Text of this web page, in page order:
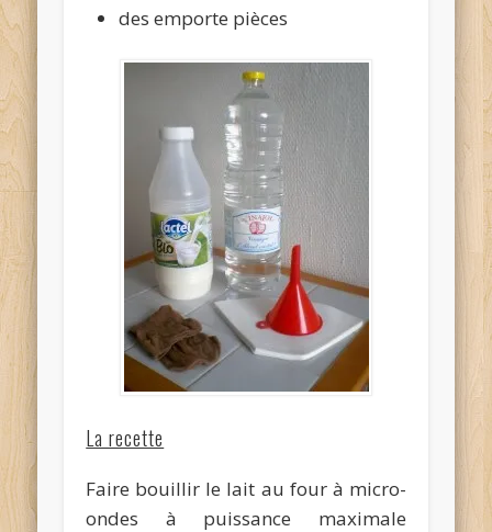
des emporte pièces
La recette
Faire bouillir le lait au four à micro-
ondes à puissance maximale